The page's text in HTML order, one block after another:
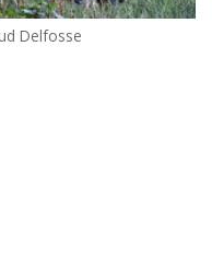
Delfosse